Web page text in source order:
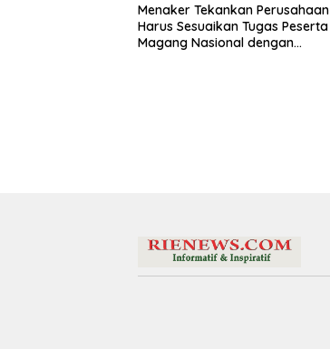
Menaker Tekankan Perusahaan
Harus Sesuaikan Tugas Peserta
Magang Nasional dengan